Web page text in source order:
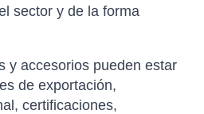
sector y de la forma
y accesorios pueden estar
de exportación,
certificaciones,